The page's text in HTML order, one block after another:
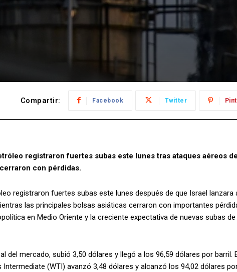
Compartir: Facebook Twitter
registraron fuertes subas este lunes tras ataques aéreos
con pérdidas.
registraron fuertes subas este lunes después de que Israel lanzara
las principales bolsas asiáticas cerraron con importantes
en Medio Oriente y la creciente expectativa de nuevas subas
del mercado, subió 3,50 dólares y llegó a los 96,59 dólares por barril.
(WTI) avanzó 3,48 dólares y alcanzó los 94,02 dólares